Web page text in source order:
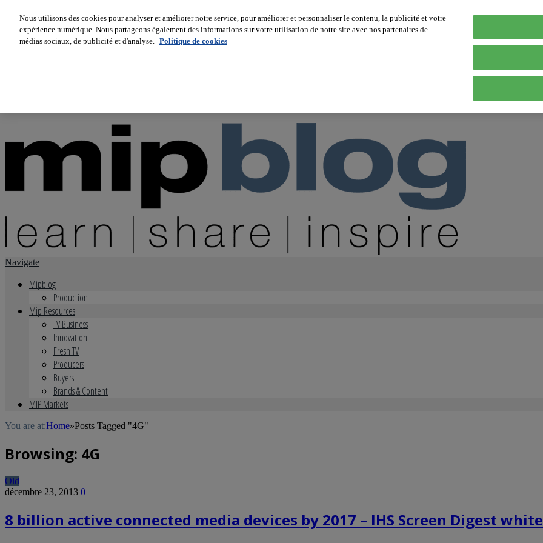
About us
Navigate
Mipblog
Production
Mip Resources
TV Business
Innovation
Fresh TV
Producers
Buyers
Brands & Content
MIP Markets
You are at:Home»Posts Tagged "4G"
Browsing: 4G
Old
décembre 23, 2013 0
8 billion active connected media devices by 2017 – IHS Screen Digest
Nous utilisons des cookies pour analyser et améliorer notre service, pour améliorer et personnaliser le contenu, la publicité et votre
expérience numérique. Nous partageons également des informations sur votre utilisation de notre site avec nos partenaires de
médias sociaux, de publicité et d'analyse. Politique de cookies